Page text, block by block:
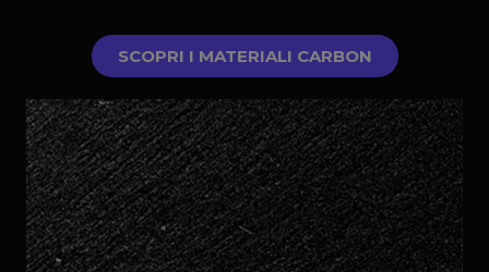
SCOPRI I MATERIALI CARBON